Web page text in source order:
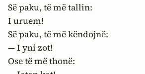
Së paku, të më tallin:
I uruem!
Së paku, të më këndojnë:
— I yni zot!
Ose të më thonë: